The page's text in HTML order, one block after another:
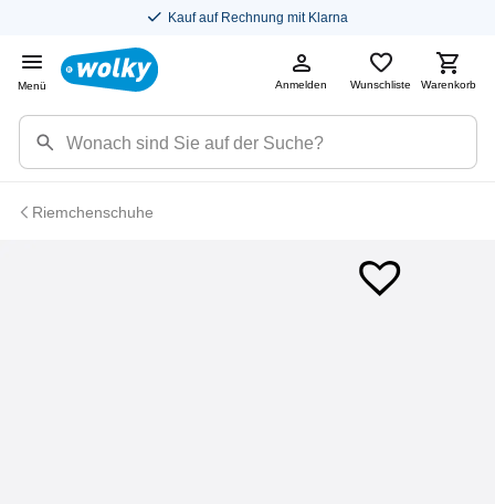
Kauf auf Rechnung mit Klarna
Menü Anmelden Wunschliste Warenkorb
Riemchenschuhe